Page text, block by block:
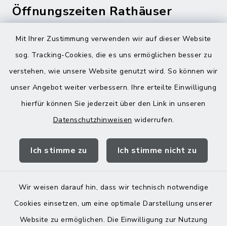
Mit Ihrer Zustimmung verwenden wir auf dieser Website
sog. Tracking-Cookies, die es uns ermöglichen besser zu
verstehen, wie unsere Website genutzt wird. So können wir
unser Angebot weiter verbessern. Ihre erteilte Einwilligung
hierfür können Sie jederzeit über den Link in unseren
Datenschutzhinweisen widerrufen.
Ich stimme zu Ich stimme nicht zu
Wir weisen darauf hin, dass wir technisch notwendige
Cookies einsetzen, um eine optimale Darstellung unserer
Website zu ermöglichen. Die Einwilligung zur Nutzung
Öffnungszeiten Rathäuser
Montag bis Freitag:
08:00-12:00 Uhr
Donnerstag zusätzlich:
13:00-18:00 Uhr
Quicklinks
Landratsamt Mühldorf